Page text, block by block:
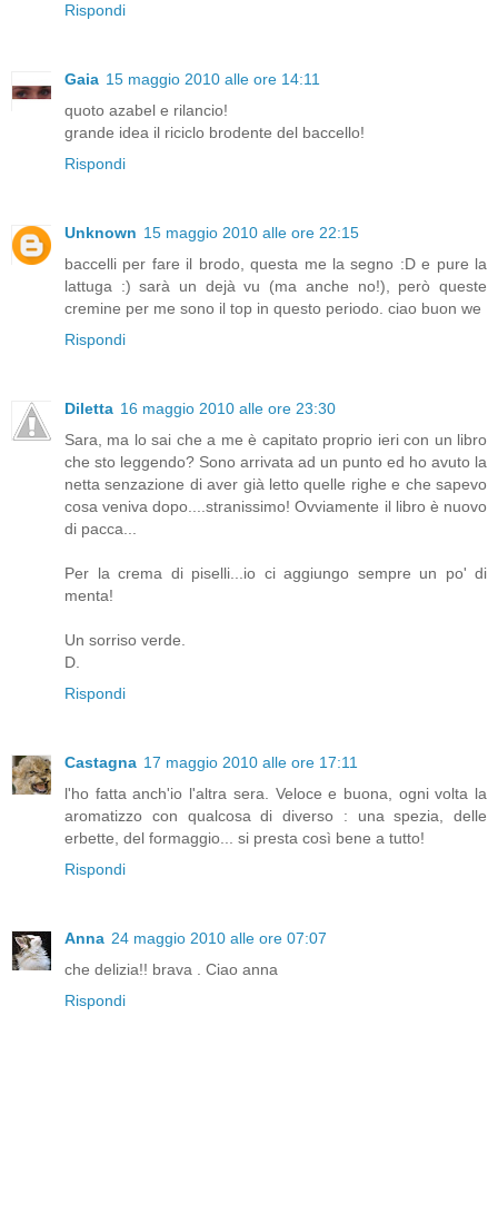
Rispondi
Gaia 15 maggio 2010 alle ore 14:11
quoto azabel e rilancio!
grande idea il riciclo brodente del baccello!
Rispondi
Unknown 15 maggio 2010 alle ore 22:15
baccelli per fare il brodo, questa me la segno :D e pure la
lattuga :) sarà un dejà vu (ma anche no!), però queste
cremine per me sono il top in questo periodo. ciao buon we
Rispondi
Diletta 16 maggio 2010 alle ore 23:30
Sara, ma lo sai che a me è capitato proprio ieri con un libro
che sto leggendo? Sono arrivata ad un punto ed ho avuto la
netta senzazione di aver già letto quelle righe e che sapevo
cosa veniva dopo....stranissimo! Ovviamente il libro è nuovo
di pacca...
Per la crema di piselli...io ci aggiungo sempre un po' di
menta!
Un sorriso verde.
D.
Rispondi
Castagna 17 maggio 2010 alle ore 17:11
l'ho fatta anch'io l'altra sera. Veloce e buona, ogni volta la
aromatizzo con qualcosa di diverso : una spezia, delle
erbette, del formaggio... si presta così bene a tutto!
Rispondi
Anna 24 maggio 2010 alle ore 07:07
che delizia!! brava . Ciao anna
Rispondi